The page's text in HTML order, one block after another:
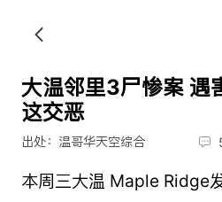
大温邻里3尸惨案 遇害夫妇曝光！因
这交恶
出处：温哥华天空综合
本周三大温 Maple Ridge